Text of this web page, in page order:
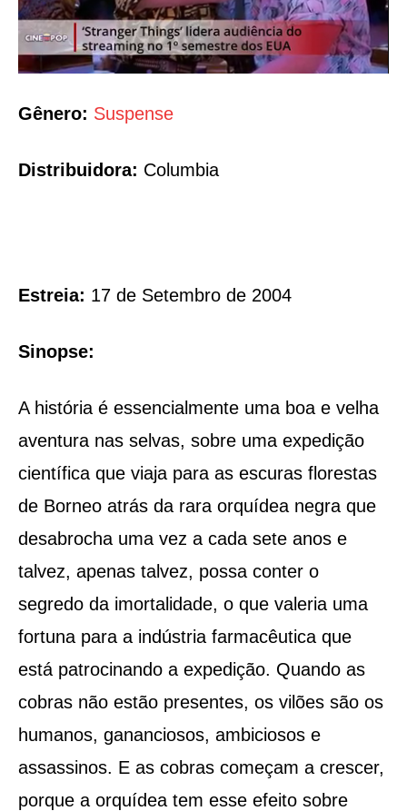
Gênero: Suspense
Distribuidora: Columbia
Estreia: 17 de Setembro de 2004
Sinopse:
A história é essencialmente uma boa e velha
aventura nas selvas, sobre uma expedição
científica que viaja para as escuras florestas
de Borneo atrás da rara orquídea negra que
desabrocha uma vez a cada sete anos e
talvez, apenas talvez, possa conter o
segredo da imortalidade, o que valeria uma
fortuna para a indústria farmacêutica que
está patrocinando a expedição. Quando as
cobras não estão presentes, os vilões são os
humanos, gananciosos, ambiciosos e
assassinos. E as cobras começam a crescer,
porque a orquídea tem esse efeito sobre